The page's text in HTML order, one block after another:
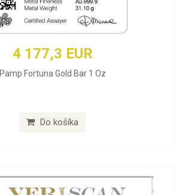
4 177,3 EUR
Pamp Fortuna Gold Bar 1 Oz
Do košíka